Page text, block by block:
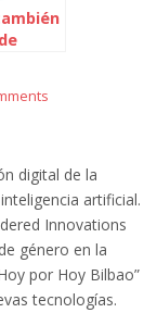
digital de la
artificial.
Innovations
género en la
por Hoy Bilbao”
tecnologías.